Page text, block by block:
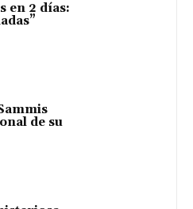
en 2 días:
de su